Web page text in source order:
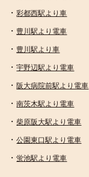
・彩都西駅より車
・ 豊川駅より電車
・ 豊川駅より車
・宇野辺駅より電車
・阪大病院前駅より電車
・南茨木駅より電車
・柴原阪大駅より電車
・公園東口駅より電車
・蛍池駅より電車